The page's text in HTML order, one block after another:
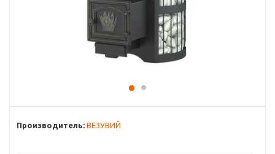
Производитель: ВЕЗУВИЙ